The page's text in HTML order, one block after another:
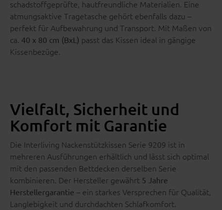
schadstoffgeprüfte, hautfreundliche Materialien. Eine
atmungsaktive Tragetasche gehört ebenfalls dazu –
perfekt für Aufbewahrung und Transport. Mit Maßen von
ca. 40 x 80 cm (BxL) passt das Kissen ideal in gängige
Kissenbezüge.
Vielfalt, Sicherheit und
Komfort mit Garantie
Die Interliving Nackenstützkissen Serie 9209 ist in
mehreren Ausführungen erhältlich und lässt sich optimal
mit den passenden Bettdecken derselben Serie
kombinieren. Der Hersteller gewährt 5 Jahre
Herstellergarantie – ein starkes Versprechen für Qualität,
Langlebigkeit und durchdachten Schlafkomfort.